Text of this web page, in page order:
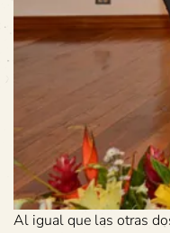
Al igual que las otras